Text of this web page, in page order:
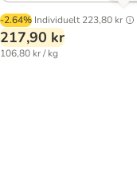
-2.64% Individuelt 223,80 kr
217,90 kr
106,80 kr / kg